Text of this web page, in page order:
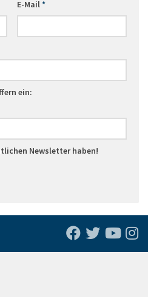
E-Mail*
ein:
Newsletter haben!